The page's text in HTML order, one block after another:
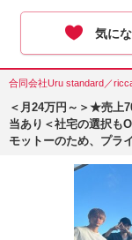
気に
合同会社Uru standard／
＜月24万円～＞★売上
当あり＜社宅の選択も
モットーのため、プラ